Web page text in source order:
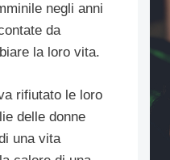
negli anni
da
la loro vita.
rifiutato le loro
delle donne
una vita